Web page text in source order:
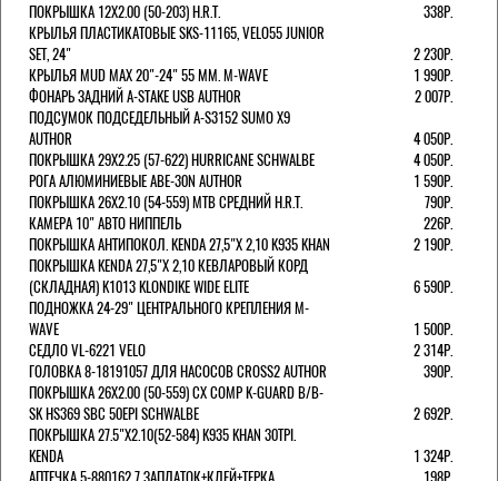
ПОКРЫШКА 12X2.00 (50-203) H.R.T.
338Р.
КРЫЛЬЯ ПЛАСТИКАТОВЫЕ SKS-11165, VELO55 JUNIOR
SET, 24"
2 230Р.
КРЫЛЬЯ MUD MAX 20"-24" 55 ММ. M-WAVE
1 990Р.
ФОНАРЬ ЗАДНИЙ A-STAKE USB AUTHOR
2 007Р.
ПОДСУМОК ПОДСЕДЕЛЬНЫЙ A-S3152 SUMO X9
AUTHOR
4 050Р.
ПОКРЫШКА 29X2.25 (57-622) HURRICANE SCHWALBE
4 050Р.
РОГА АЛЮМИНИЕВЫЕ ABE-30N AUTHOR
1 590Р.
ПОКРЫШКА 26X2.10 (54-559) MTB СРЕДНИЙ H.R.T.
790Р.
КАМЕРА 10" АВТО НИППЕЛЬ
226Р.
ПОКРЫШКА АНТИПОКОЛ. KENDA 27,5"Х 2,10 K935 KHAN
2 190Р.
ПОКРЫШКА KENDA 27,5"Х 2,10 КЕВЛАРОВЫЙ КОРД
(СКЛАДНАЯ) K1013 KLONDIKE WIDE ELITE
6 590Р.
ПОДНОЖКА 24-29" ЦЕНТРАЛЬНОГО КРЕПЛЕНИЯ M-
WAVE
1 500Р.
СЕДЛО VL-6221 VELO
2 314Р.
ГОЛОВКА 8-18191057 ДЛЯ НАСОСОВ CROSS2 AUTHOR
390Р.
ПОКРЫШКА 26X2.00 (50-559) CX COMP K-GUARD B/B-
SK HS369 SBC 50EPI SCHWALBE
2 692Р.
ПОКРЫШКА 27.5"Х2.10(52-584) K935 KHAN 30TPI.
KENDA
1 324Р.
АПТЕЧКА 5-880162 7 ЗАПЛАТОК+КЛЕЙ+ТЕРКА
198Р.